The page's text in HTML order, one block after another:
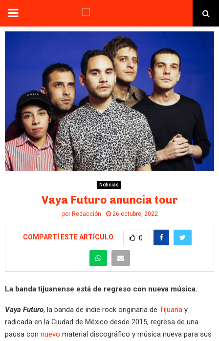
PRIMARY
MENU
Noticias
Vaya Futuro anuncia tour
por Redacción 26 octubre, 2022
COMPARTÍ ESTE ARTÍCULO 0
La banda tijuanense está de regreso con nueva música.
Vaya Futuro, la banda de indie rock originaria de Tijuana y
radicada en la Ciudad de México desde 2015, regresa de una
pausa con nuevo material discográfico y música nueva para sus